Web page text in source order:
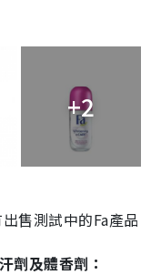
+2
售測試中的Fa產品
劑及體香劑：